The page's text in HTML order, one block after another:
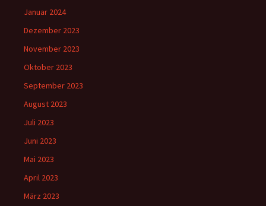
Januar 2024
Dezember 2023
November 2023
Oktober 2023
September 2023
August 2023
Juli 2023
Juni 2023
Mai 2023
April 2023
März 2023